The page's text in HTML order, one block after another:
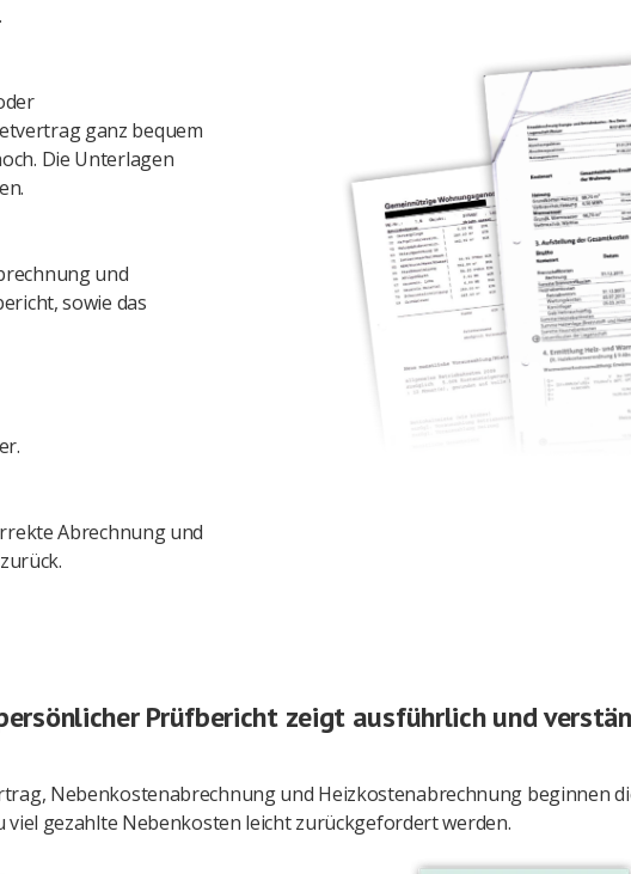
ganz bequem
Die Unterlagen
und
sowie das
Abrechnung und
Prüfbericht zeigt ausführlich und
Nebenkostenabrechnung und Heizkostenabrechnung beginnen
gezahlte Nebenkosten leicht zurückgefordert werden.